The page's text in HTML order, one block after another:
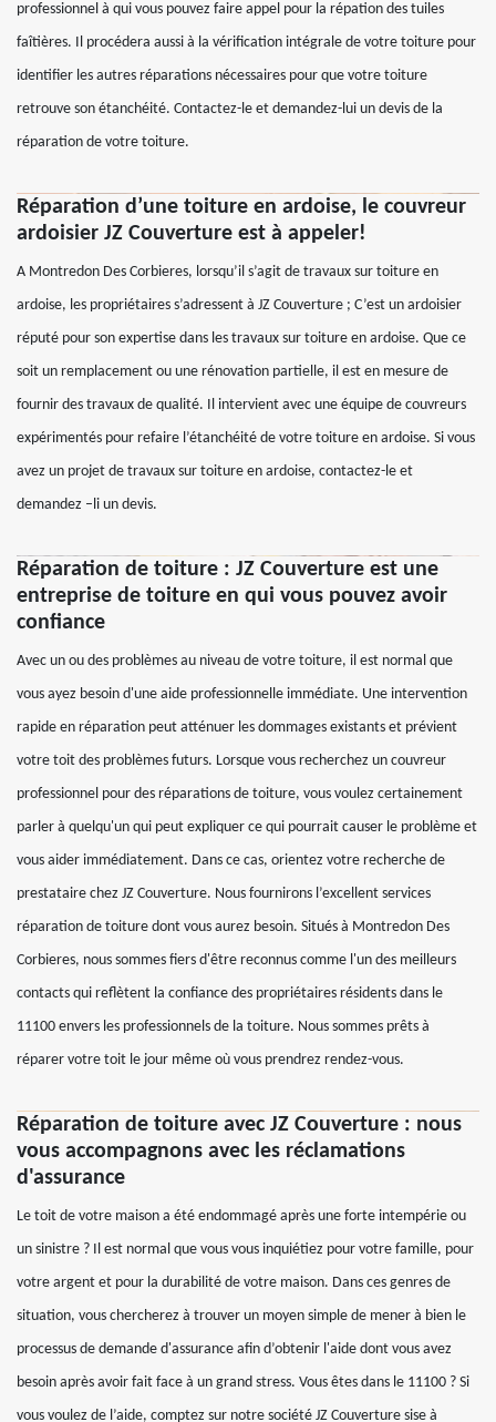
professionnel à qui vous pouvez faire appel pour la répation des tuiles
faîtières. Il procédera aussi à la vérification intégrale de votre toiture pour
identifier les autres réparations nécessaires pour que votre toiture
retrouve son étanchéité. Contactez-le et demandez-lui un devis de la
réparation de votre toiture.
Réparation d’une toiture en ardoise, le couvreur
ardoisier JZ Couverture est à appeler!
A Montredon Des Corbieres, lorsqu’il s’agit de travaux sur toiture en
ardoise, les propriétaires s’adressent à JZ Couverture ; C’est un ardoisier
réputé pour son expertise dans les travaux sur toiture en ardoise. Que ce
soit un remplacement ou une rénovation partielle, il est en mesure de
fournir des travaux de qualité. Il intervient avec une équipe de couvreurs
expérimentés pour refaire l’étanchéité de votre toiture en ardoise. Si vous
avez un projet de travaux sur toiture en ardoise, contactez-le et
demandez –li un devis.
Réparation de toiture : JZ Couverture est une
entreprise de toiture en qui vous pouvez avoir
confiance
Avec un ou des problèmes au niveau de votre toiture, il est normal que
vous ayez besoin d'une aide professionnelle immédiate. Une intervention
rapide en réparation peut atténuer les dommages existants et prévient
votre toit des problèmes futurs. Lorsque vous recherchez un couvreur
professionnel pour des réparations de toiture, vous voulez certainement
parler à quelqu'un qui peut expliquer ce qui pourrait causer le problème et
vous aider immédiatement. Dans ce cas, orientez votre recherche de
prestataire chez JZ Couverture. Nous fournirons l’excellent services
réparation de toiture dont vous aurez besoin. Situés à Montredon Des
Corbieres, nous sommes fiers d'être reconnus comme l'un des meilleurs
contacts qui reflètent la confiance des propriétaires résidents dans le
11100 envers les professionnels de la toiture. Nous sommes prêts à
réparer votre toit le jour même où vous prendrez rendez-vous.
Réparation de toiture avec JZ Couverture : nous
vous accompagnons avec les réclamations
d'assurance
Le toit de votre maison a été endommagé après une forte intempérie ou
un sinistre ? Il est normal que vous vous inquiétiez pour votre famille, pour
votre argent et pour la durabilité de votre maison. Dans ces genres de
situation, vous chercherez à trouver un moyen simple de mener à bien le
processus de demande d'assurance afin d’obtenir l'aide dont vous avez
besoin après avoir fait face à un grand stress. Vous êtes dans le 11100 ? Si
vous voulez de l’aide, comptez sur notre société JZ Couverture sise à